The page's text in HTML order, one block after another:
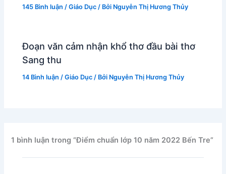
145 Bình luận /Giáo Dục / Bởi Nguyễn Thị Hương Thủy
Đoạn văn cảm nhận khổ thơ đầu bài thơ
Sang thu
14 Bình luận /Giáo Dục / Bởi Nguyễn Thị Hương Thủy
1 bình luận trong “Điểm chuẩn lớp 10 năm 2022 Bến Tre”